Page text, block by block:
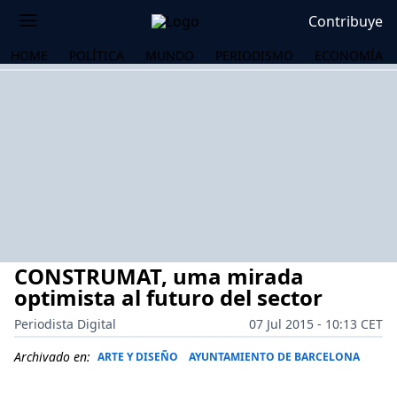
Contribuye
HOME POLÍTICA MUNDO PERIODISMO ECONOMÍA
CONSTRUMAT, uma mirada
optimista al futuro del sector
Periodista Digital
07 Jul 2015 - 10:13 CET
Archivado en: ARTE Y DISEÑO AYUNTAMIENTO DE BARCELONA